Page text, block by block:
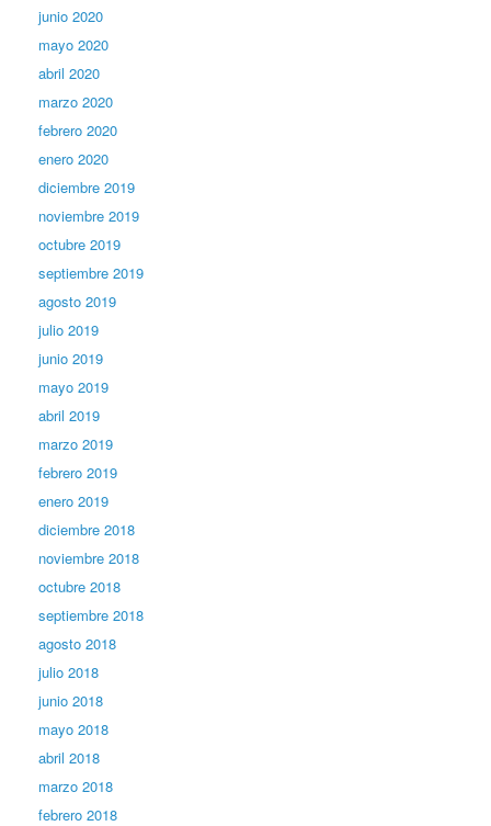
junio 2020
mayo 2020
abril 2020
marzo 2020
febrero 2020
enero 2020
diciembre 2019
noviembre 2019
octubre 2019
septiembre 2019
agosto 2019
julio 2019
junio 2019
mayo 2019
abril 2019
marzo 2019
febrero 2019
enero 2019
diciembre 2018
noviembre 2018
octubre 2018
septiembre 2018
agosto 2018
julio 2018
junio 2018
mayo 2018
abril 2018
marzo 2018
febrero 2018